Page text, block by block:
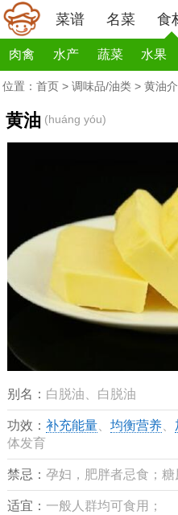
菜谱 名菜 食
肉禽 水产 蔬菜 水果
位置： 首页 > 调味品/油类 > 黄油
黄油 (huáng yóu)
别名： 白脱油、白脱油
功效： 补充能量、 均衡营养、
体发育
禁忌： 孕妇，肥胖者忌食；糖
适宜： 一般人群均可食用；